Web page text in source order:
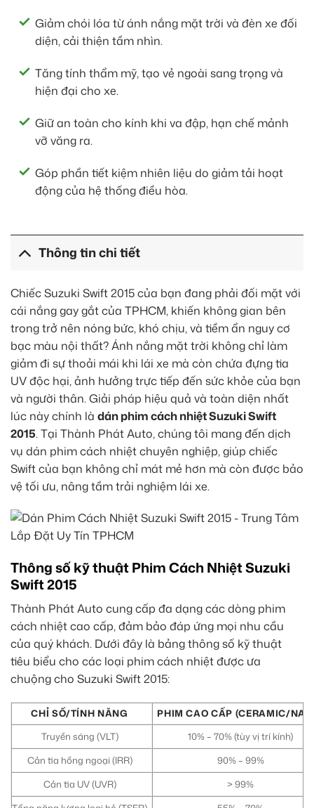
Giảm chói lóa từ ánh nắng mặt trời và đèn xe đối
diện, cải thiện tầm nhìn.
Tăng tính thẩm mỹ, tạo vẻ ngoài sang trọng và
hiện đại cho xe.
Giữ an toàn cho kính khi va đập, hạn chế mảnh
vỡ văng ra.
Góp phần tiết kiệm nhiên liệu do giảm tải hoạt
động của hệ thống điều hòa.
Thông tin chi tiết
Chiếc Suzuki Swift 2015 của bạn đang phải đối mặt với
cái nắng gay gắt của TPHCM, khiến không gian bên
trong trở nên nóng bức, khó chịu, và tiềm ẩn nguy cơ
bạc màu nội thất? Ánh nắng mặt trời không chỉ làm
giảm đi sự thoải mái khi lái xe mà còn chứa đựng tia
UV độc hại, ảnh hưởng trực tiếp đến sức khỏe của bạn
và người thân. Giải pháp hiệu quả và toàn diện nhất
lúc này chính là dán phim cách nhiệt Suzuki Swift
2015. Tại Thành Phát Auto, chúng tôi mang đến dịch
vụ dán phim cách nhiệt chuyên nghiệp, giúp chiếc
Swift của bạn không chỉ mát mẻ hơn mà còn được bảo
vệ tối ưu, nâng tầm trải nghiệm lái xe.
Thông số kỹ thuật Phim Cách Nhiệt Suzuki
Swift 2015
Thành Phát Auto cung cấp đa dạng các dòng phim
cách nhiệt cao cấp, đảm bảo đáp ứng mọi nhu cầu
của quý khách. Dưới đây là bảng thông số kỹ thuật
tiêu biểu cho các loại phim cách nhiệt được ưa
chuộng cho Suzuki Swift 2015:
CHỈ SỐ/TÍNH NĂNG
PHIM CAO CẤP (CERAMIC/
Truyền sáng (VLT)
10% – 70% (tùy vị trí kính)
Cản tia hồng ngoại (IRR)
90% – 99%
Cản tia UV (UVR)
> 99%